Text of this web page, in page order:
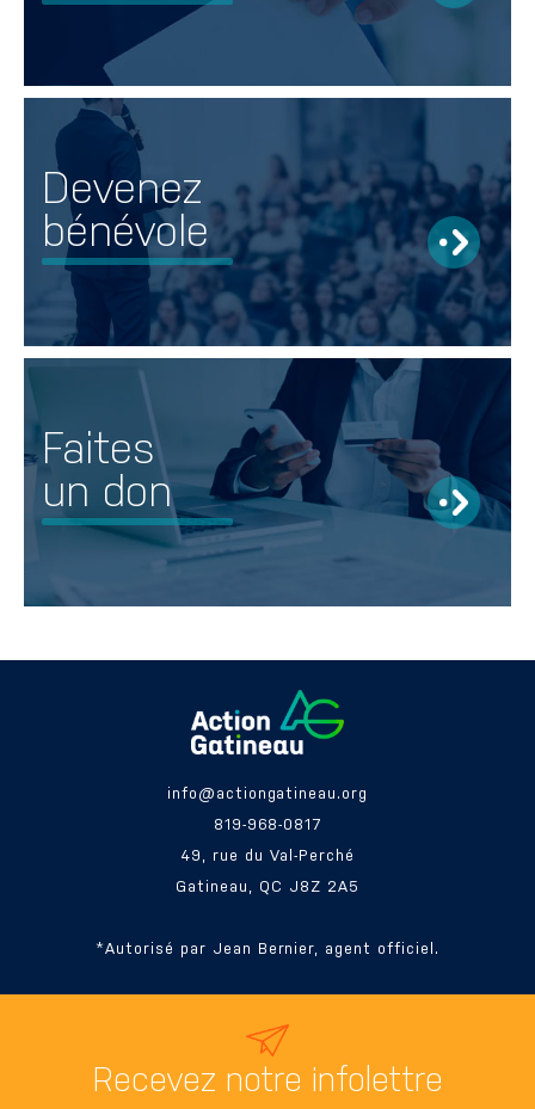
Devenez
bénévole
Faites
un don
info@actiongatineau.org
819-968-0817
49, rue du Val-Perché
Gatineau, QC J8Z 2A5
*Autorisé par Jean Bernier, agent officiel.
Recevez notre infolettre